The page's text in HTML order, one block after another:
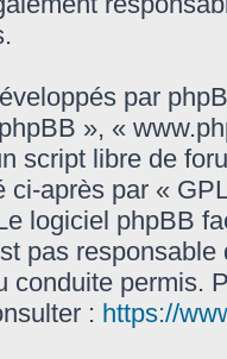
par
», «
script libre de
ci-après par «
logiciel phpBB
pas
conduite permis.
: https://